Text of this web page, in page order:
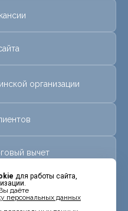
для работы сайта,
даёте
персональных данных
организации
вычет
от 31 июля 2013г.
«МРТ Лидер»